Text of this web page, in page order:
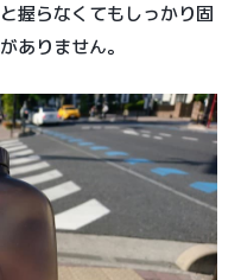
握らなくてもしっかり固
ありません。